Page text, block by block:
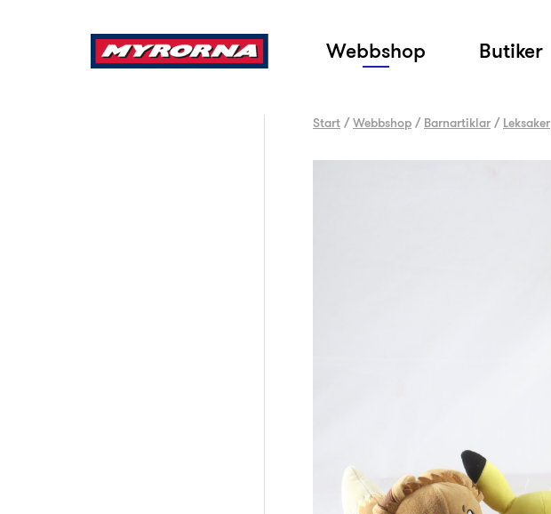
Webbshop Butiker
Start /Webbshop / Barnartiklar / Leksaker